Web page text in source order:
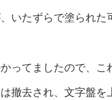
いたずらで塗られた
ってましたので、こ
撤去され、文字盤を